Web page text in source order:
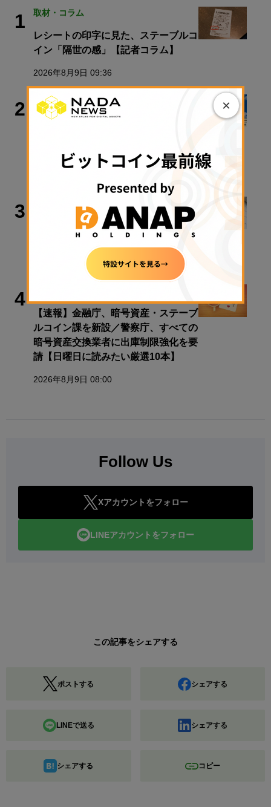
1 取材・コラム
レシートの印字に見た、ステーブルコ
イン「隔世の感」【記者コラム】
2026年8月9日 09:36
2 政策・規制
クラリティ法案、9月15日に審議入り
3
【速報】金融庁、暗号資産・ステーブ
ルコイン課を新設
2026年8月5日 11:51
4
【速報】金融庁、暗号資産・ステーブ
ルコイン課を新設／警察庁、すべての
暗号資産交換業者に出庫制限強化を要
請【日曜日に読みたい厳選10本】
2026年8月9日 08:00
Follow Us
Xアカウントをフォロー
LINEアカウントをフォロー
この記事をシェアする
ポストする シェアする
LINEで送る シェアする
シェアする コピー
×